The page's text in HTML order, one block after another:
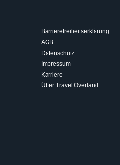
Barrierefreiheitserklärung
AGB
Datenschutz
Impressum
Karriere
Über Travel Overland